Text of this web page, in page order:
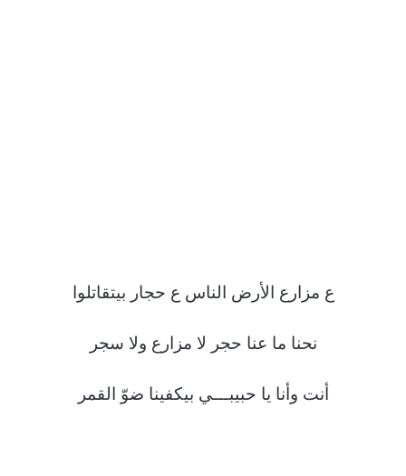
ع مزارع الأرض الناس ع حجار بيتقاتلوا
نحنا ما عنا حجر لا مزارع ولا سجر
أنت وأنا يا حبيبـــي بيكفينا ضوّ القمر